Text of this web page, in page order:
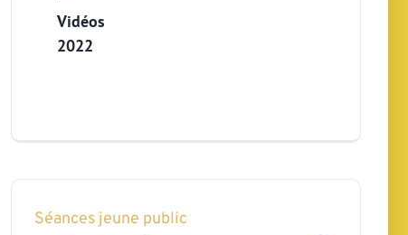
Vidéos
2022
Séances jeune public